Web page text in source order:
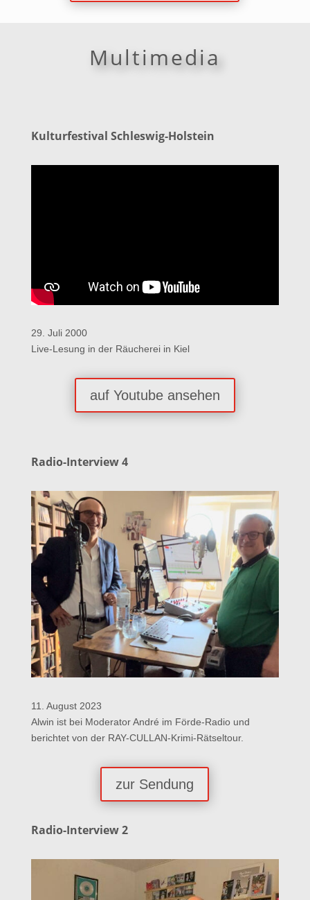
Multimedia
Kulturfestival Schleswig-Holstein
29. Juli 2000
Live-Lesung in der Räucherei in Kiel
auf Youtube ansehen
Radio-Interview 4
11. August 2023
Alwin ist bei Moderator André im Förde-Radio und
berichtet von der RAY-CULLAN-Krimi-Rätseltour.
zur Sendung
Radio-Interview 2